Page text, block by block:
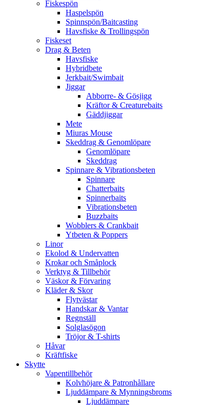
Fiskespön
Haspelspön
Spinnspön/Baitcasting
Havsfiske & Trollingspön
Fiskeset
Drag & Beten
Havsfiske
Hybridbete
Jerkbait/Swimbait
Jiggar
Abborre- & Gösjigg
Kräftor & Creaturebaits
Gäddjiggar
Mete
Miuras Mouse
Skeddrag & Genomlöpare
Genomlöpare
Skeddrag
Spinnare & Vibrationsbeten
Spinnare
Chatterbaits
Spinnerbaits
Vibrationsbeten
Buzzbaits
Wobblers & Crankbait
Ytbeten & Poppers
Linor
Ekolod & Undervatten
Krokar och Småplock
Verktyg & Tillbehör
Väskor & Förvaring
Kläder & Skor
Flytvästar
Handskar & Vantar
Regnställ
Solglasögon
Tröjor & T-shirts
Håvar
Kräftfiske
Skytte
Vapentillbehör
Kolvhöjare & Patronhållare
Ljuddämpare & Mynningsbroms
Ljuddämpare